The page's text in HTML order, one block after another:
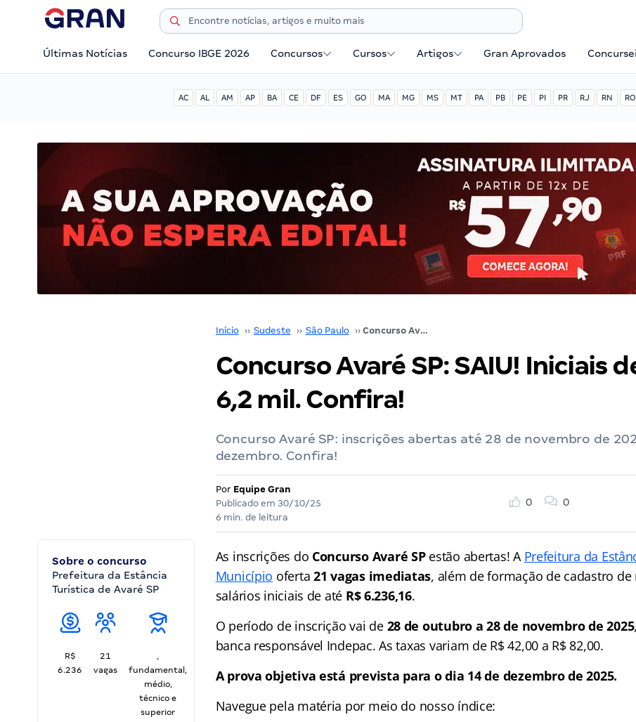
Últimas Notícias Concurso IBGE 2026 Concursos Cursos Artigos Gran Aprovados
AC AL AM AP BA CE DF ES GO MA MG MS MT PA PB PE PI PR RJ RN RO
Início ›› Sudeste ›› São Paulo ›› Concurso Avaré SP: SAIU! Iniciais de até R$ 6,2 mil. Confira!
Concurso Avaré SP: SAIU! Iniciais
6,2 mil. Confira!
Concurso Avaré SP: inscrições abertas até 28 de novembro de
dezembro. Confira!
Por Equipe Gran
Publicado em 30/10/25
6 min. de leitura
0 0
Sobre o concurso
Prefeitura da Estância
Turística de Avaré SP
R$
6.236
21
vagas
,
fundamental,
médio,
técnico e
superior
As inscrições do Concurso Avaré SPestão abertas! A Prefeitura da
Município oferta21 vagas imediatas, além de formação de cadastro de
salários iniciais de até R$ 6.236,16.
O período de inscrição vai de 28 de outubro a 28 de novembro de 2025
banca responsável Indepac. As taxas variam de R$ 42,00 a R$ 82,00.
A prova objetiva está prevista para o dia 14 de dezembro de 2025.
Navegue pela matéria por meio do nosso índice: